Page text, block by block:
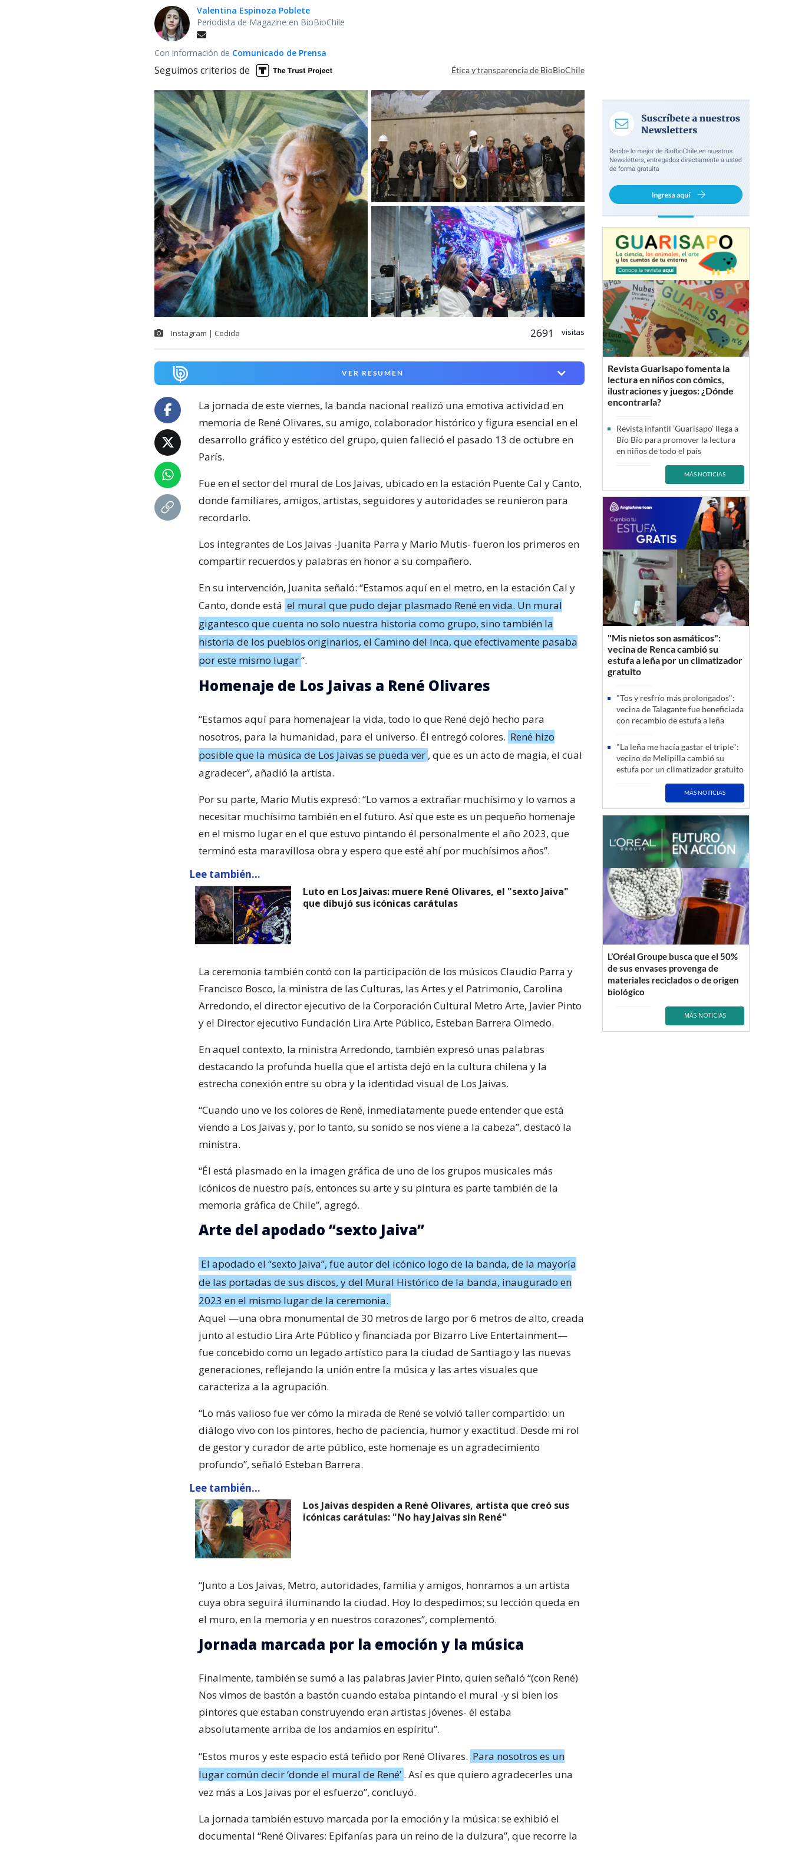
Valentina Espinoza Poblete
Periodista de Magazine en BioBioChile
Con información de Comunicado de Prensa
Seguimos criterios de Ética y transparencia de BioBioChile
Instagram | Cedida 2691 visitas
VER RESUMEN
La jornada de este viernes, la banda nacional realizó una emotiva actividad en
memoria de René Olivares, su amigo, colaborador histórico y figura esencial en el
desarrollo gráfico y estético del grupo, quien falleció el pasado 13 de octubre en
París.
Fue en el sector del mural de Los Jaivas, ubicado en la estación Puente Cal y Canto,
donde familiares, amigos, artistas, seguidores y autoridades se reunieron para
recordarlo.
Los integrantes de Los Jaivas -Juanita Parra y Mario Mutis- fueron los primeros en
compartir recuerdos y palabras en honor a su compañero.
En su intervención, Juanita señaló: “Estamos aquí en el metro, en la estación Cal y
Canto, donde está el mural que pudo dejar plasmado René en vida. Un mural
gigantesco que cuenta no solo nuestra historia como grupo, sino también la
historia de los pueblos originarios, el Camino del Inca, que efectivamente pasaba
por este mismo lugar“.
Homenaje de Los Jaivas a René Olivares
“Estamos aquí para homenajear la vida, todo lo que René dejó hecho para
nosotros, para la humanidad, para el universo. Él entregó colores. René hizo
posible que la música de Los Jaivas se pueda ver , que es un acto de magia, el cual
agradecer”, añadió la artista.
Por su parte, Mario Mutis expresó: “Lo vamos a extrañar muchísimo y lo vamos a
necesitar muchísimo también en el futuro. Así que este es un pequeño homenaje
en el mismo lugar en el que estuvo pintando él personalmente el año 2023, que
terminó esta maravillosa obra y espero que esté ahí por muchísimos años”.
Lee también...
Luto en Los Jaivas: muere René Olivares, el "sexto Jaiva"
que dibujó sus icónicas carátulas
La ceremonia también contó con la participación de los músicos Claudio Parra y
Francisco Bosco, la ministra de las Culturas, las Artes y el Patrimonio, Carolina
Arredondo, el director ejecutivo de la Corporación Cultural Metro Arte, Javier Pinto
y el Director ejecutivo Fundación Lira Arte Público, Esteban Barrera Olmedo.
En aquel contexto, la ministra Arredondo, también expresó unas palabras
destacando la profunda huella que el artista dejó en la cultura chilena y la
estrecha conexión entre su obra y la identidad visual de Los Jaivas.
“Cuando uno ve los colores de René, inmediatamente puede entender que está
viendo a Los Jaivas y, por lo tanto, su sonido se nos viene a la cabeza”, destacó la
ministra.
“Él está plasmado en la imagen gráfica de uno de los grupos musicales más
icónicos de nuestro país, entonces su arte y su pintura es parte también de la
memoria gráfica de Chile”, agregó.
Arte del apodado “sexto Jaiva”
El apodado el “sexto Jaiva”, fue autor del icónico logo de la banda, de la mayoría
de las portadas de sus discos, y del Mural Histórico de la banda, inaugurado en
2023 en el mismo lugar de la ceremonia.
Aquel —una obra monumental de 30 metros de largo por 6 metros de alto, creada
junto al estudio Lira Arte Público y financiada por Bizarro Live Entertainment—
fue concebido como un legado artístico para la ciudad de Santiago y las nuevas
generaciones, reflejando la unión entre la música y las artes visuales que
caracteriza a la agrupación.
“Lo más valioso fue ver cómo la mirada de René se volvió taller compartido: un
diálogo vivo con los pintores, hecho de paciencia, humor y exactitud. Desde mi rol
de gestor y curador de arte público, este homenaje es un agradecimiento
profundo”, señaló Esteban Barrera.
Lee también...
Los Jaivas despiden a René Olivares, artista que creó sus
icónicas carátulas: "No hay Jaivas sin René"
“Junto a Los Jaivas, Metro, autoridades, familia y amigos, honramos a un artista
cuya obra seguirá iluminando la ciudad. Hoy lo despedimos; su lección queda en
el muro, en la memoria y en nuestros corazones”, complementó.
Jornada marcada por la emoción y la música
Finalmente, también se sumó a las palabras Javier Pinto, quien señaló “(con René)
Nos vimos de bastón a bastón cuando estaba pintando el mural -y si bien los
pintores que estaban construyendo eran artistas jóvenes- él estaba
absolutamente arriba de los andamios en espíritu”.
“Estos muros y este espacio está teñido por René Olivares. Para nosotros es un
lugar común decir ‘donde el mural de René’ . Así es que quiero agradecerles una
vez más a Los Jaivas por el esfuerzo”, concluyó.
La jornada también estuvo marcada por la emoción y la música: se exhibió el
documental “René Olivares: Epifanías para un reino de la dulzura”, que recorre la
Revista Guarisapo fomenta la
lectura en niños con cómics,
ilustraciones y juegos: ¿Dónde
encontrarla?
Revista infantil ’Guarisapo’ llega a
Bío Bío para promover la lectura
en niños de todo el país
MÁS NOTICIAS
"Mis nietos son asmáticos":
vecina de Renca cambió su
estufa a leña por un climatizador
gratuito
"Tos y resfrío más prolongados":
vecina de Talagante fue beneficiada
con recambio de estufa a leña
"La leña me hacía gastar el triple":
vecino de Melipilla cambió su
estufa por un climatizador gratuito
MÁS NOTICIAS
L’Oréal Groupe busca que el 50%
de sus envases provenga de
materiales reciclados o de origen
biológico
MÁS NOTICIAS